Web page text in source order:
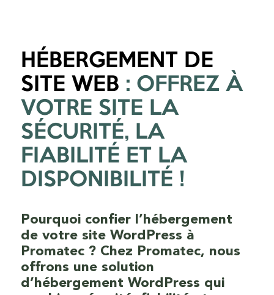
HÉBERGEMENT DE
SITE WEB : OFFREZ À
VOTRE SITE LA
SÉCURITÉ, LA
FIABILITÉ ET LA
DISPONIBILITÉ !
Pourquoi confier l’hébergement
de votre site WordPress à
Promatec ? Chez Promatec, nous
offrons une solution
d’hébergement WordPress qui